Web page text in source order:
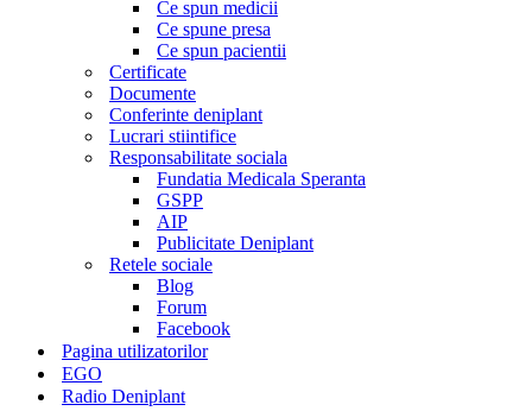
Ce spun medicii
Ce spune presa
Ce spun pacientii
Certificate
Documente
Conferinte deniplant
Lucrari stiintifice
Responsabilitate sociala
Fundatia Medicala Speranta
GSPP
AIP
Publicitate Deniplant
Retele sociale
Blog
Forum
Facebook
Pagina utilizatorilor
EGO
Radio Deniplant